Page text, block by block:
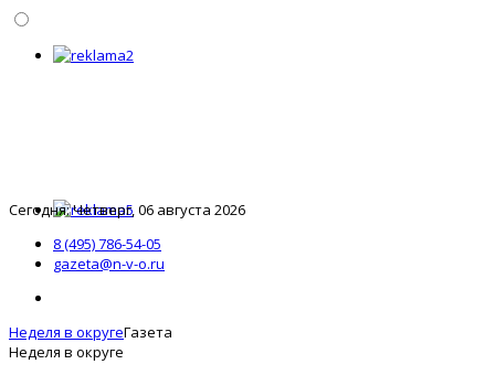
Сегодня: Четверг, 06 августа 2026
8 (495) 786-54-05
gazeta@n-v-o.ru
Неделя в округеГазета
Неделя в округе